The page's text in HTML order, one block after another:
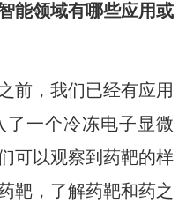
能领域有哪些应用或
前，我们已经有应用
了一个冷冻电子显微
可以观察到药靶的样
靶，了解药靶和药之